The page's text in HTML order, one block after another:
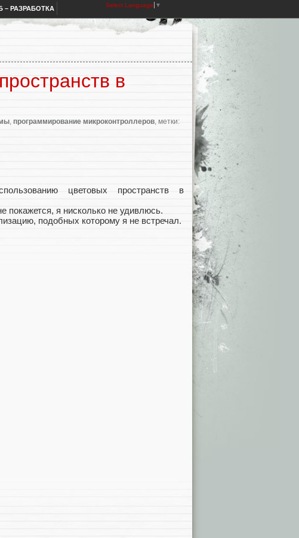
– РАЗРАБОТКА Select Language ▼
в
, программирование микроконтроллеров, метки:
цветовых пространств в
покажется, я нисколько не удивлюсь.
подобных которому я не встречал.